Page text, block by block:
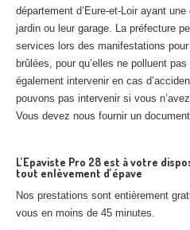
département d’Eure-et-Loir ayant une
jardin ou leur garage. La préfecture
services lors des manifestations
brûlées, pour qu’elles ne polluent
également intervenir en cas
pouvons pas intervenir si vous
Vous devez nous fournir un
L’Epaviste Pro 28 est à votre
tout enlèvement d’épave
Nos prestations sont entièrement
vous en moins de 45 minutes.